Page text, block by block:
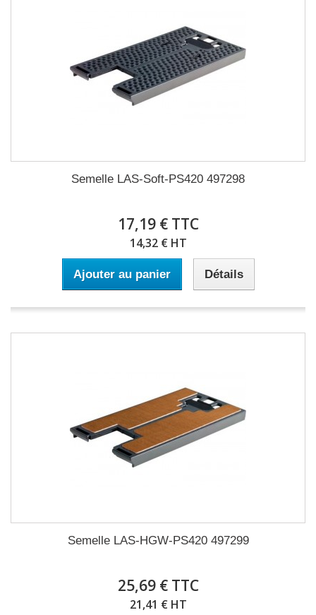
Semelle LAS-Soft-PS420 497298
17,19 € TTC
14,32 € HT
Ajouter au panier Détails
Semelle LAS-HGW-PS420 497299
25,69 € TTC
21,41 € HT